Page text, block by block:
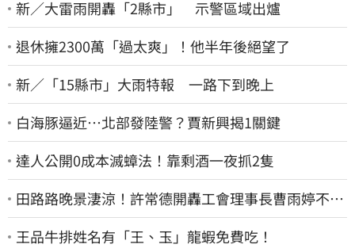
新／大雷雨開轟「2縣市」 示警區域出爐
退休擁2300萬「過太爽」！他半年後絕望了
新／「15縣市」大雨特報 一路下到晚上
白海豚逼近…北部發陸警？賈新興揭1關鍵
達人公開0成本滅蟑法！靠剩酒一夜抓2隻
田路路晚景淒涼！許常德開轟工會理事長曹雨婷不忍
了：別只包紅包慰問
王品牛排姓名有「王、玉」龍蝦免費吃！